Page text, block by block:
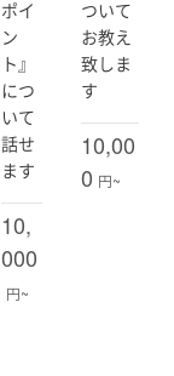
等）
ム策定・会議
・FAQ策
等）
ロワーシッ
ポイ
ン
ト』
につ
いて
話せ
ます
10,
000
円~
ついて
お教え
致しま
す
10,00
0 円~